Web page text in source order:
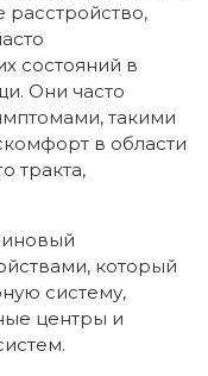
состояний в
Они часто
такими
в области
тракта,
который
систему,
центры и